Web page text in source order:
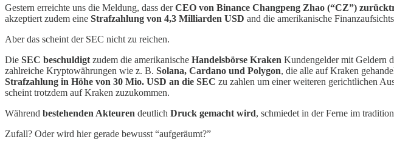
Gestern erreichte uns die Meldung, dass derCEO von Binance Changpeng Zhao (“CZ”)
akzeptiert zudem eine Strafzahlung von 4,3 Milliarden USD and die amerikanische
Aber das scheint der SEC nicht zu reichen.
Die SEC beschuldigt zudem die amerikanische Handelsbörse Kraken Kundengelder mit Geldern
zahlreiche Kryptowährungen wie z. B. Solana, Cardano und Polygon, die alle auf Kraken
Strafzahlung in Höhe von 30 Mio. USD an die SEC zu zahlen um einer weiteren gerichtlichen
scheint trotzdem auf Kraken zuzukommen.
Während bestehenden Akteuren deutlich Druck gemacht wird, schmiedet in der Ferne im
Zufall? Oder wird hier gerade bewusst “aufgeräumt?”